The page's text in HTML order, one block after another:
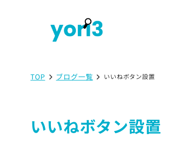
TOP ブログ一覧 いいねボタン設置
いいねボタン設置